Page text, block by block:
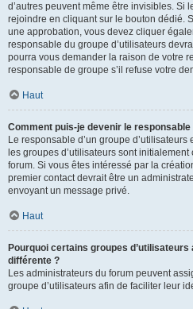
d’autres peuvent même être invisibles. Si
rejoindre en cliquant sur le bouton dédié.
une approbation, vous devez cliquer
responsable du groupe d’utilisateurs
pourra vous demander la raison de votre
responsable de groupe s’il refuse votre
Haut
Comment puis-je devenir le responsable
Le responsable d’un groupe
les groupes d’utilisateurs sont
forum. Si vous êtes intéressé par la
premier contact devrait être un
envoyant un message privé.
Haut
Pourquoi certains groupes
différente ?
Les administrateurs du forum peuvent
groupe d’utilisateurs afin de faciliter leur